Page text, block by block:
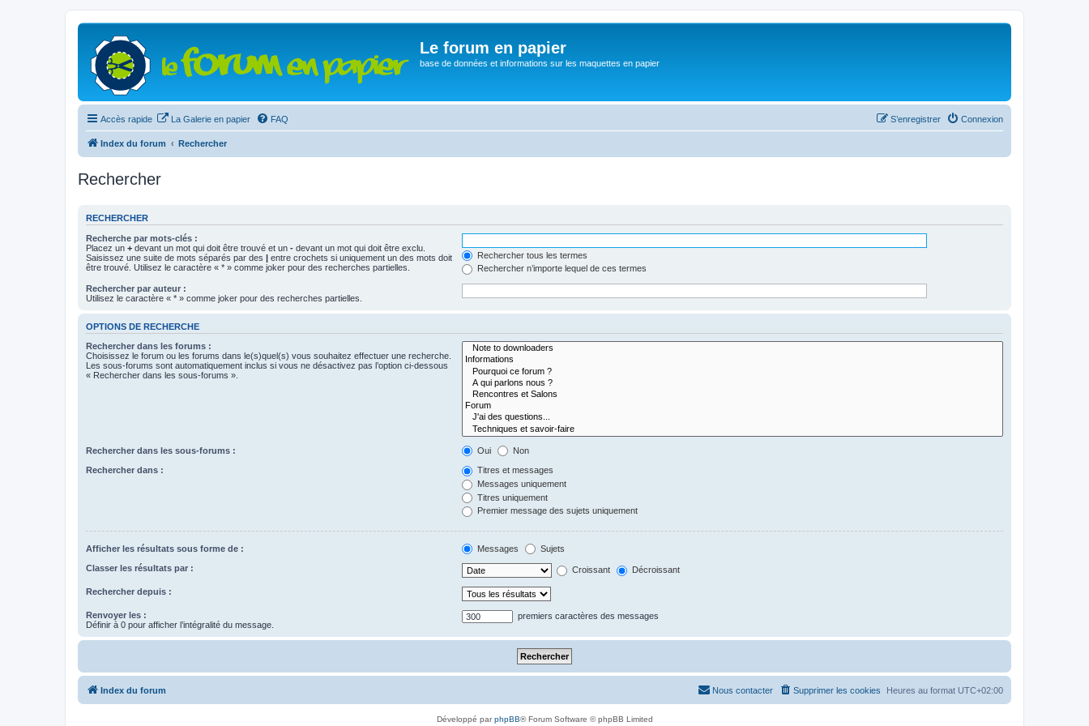
Le forum en papier
base de données et informations sur les maquettes en papier
Accès rapide La Galerie en papier FAQ Connexion
S’enregistrer
Index du forum Rechercher
Rechercher
RECHERCHER
Recherche par mots-clés :
Placez un + devant un mot qui doit être trouvé et un - devant un mot qui doit être exclu.
Saisissez une suite de mots séparés par des | entre crochets si uniquement un des mots doit
être trouvé. Utilisez le caractère « * » comme joker pour des recherches partielles.
Rechercher tous les termes
Rechercher n’importe lequel de ces termes
Rechercher par auteur :
Utilisez le caractère « * » comme joker pour des recherches partielles.
OPTIONS DE RECHERCHE
Rechercher dans les forums :
Choisissez le forum ou les forums dans le(s)quel(s) vous souhaitez effectuer une recherche.
Les sous-forums sont automatiquement inclus si vous ne désactivez pas l’option ci-dessous
« Rechercher dans les sous-forums ».
Rechercher dans les sous-forums : Oui Non
Rechercher dans :
Titres et messages
Messages uniquement
Titres uniquement
Premier message des sujets uniquement
Afficher les résultats sous forme de : Messages Sujets
Classer les résultats par : Croissant Décroissant
Rechercher depuis :
Renvoyer les :
Définir à 0 pour afficher l’intégralité du message.
premiers caractères des messages
Index du forum Heures au format UTC+02:00
Supprimer les cookies
Nous contacter
Développé parphpBB® Forum Software © phpBB Limited